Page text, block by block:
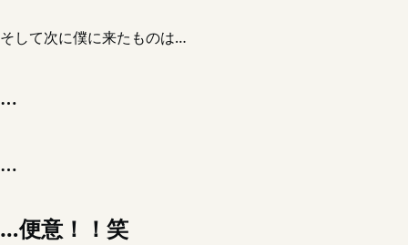
そして次に僕に来たものは…
…
…
…便意！！笑